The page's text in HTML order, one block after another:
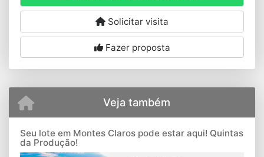
Solicitar visita
Fazer proposta
Veja também
Seu lote em Montes Claros pode estar aqui! Quintas
da Produção!